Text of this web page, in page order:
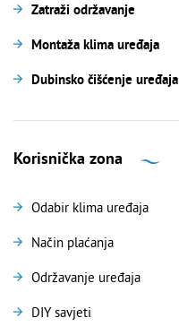
Zatraži održavanje
Montaža klima uređaja
Dubinsko čišćenje uređaja
Korisnička zona
Odabir klima uređaja
Način plaćanja
Održavanje uređaja
DIY savjeti